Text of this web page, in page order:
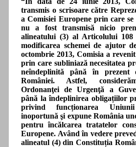
transmis o scrisoare către
a Comisiei Europene prin care se
nu a fost transmisă nicio
alineatului (3) al Articolului
modificarea schemei de ajutor
octombrie 2013, Comisia a
prin care subliniază necesitatea
neîndeplinită până în prezent
României. Astfel,
Ordonanţei de Urgenţă a
până la îndeplinirea obligațiilor
privind funcționarea
inoportună şi expune România
pentru încălcarea tratatelor
Europene. Având în vedere
alineatul (4) din Constituția